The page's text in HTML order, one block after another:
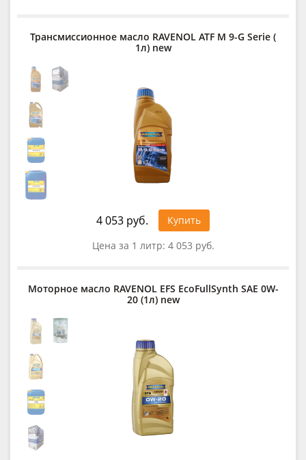
Трансмиссионное масло RAVENOL ATF M 9-G Serie (
1л) new
4 053 руб.
Купить
Цена за 1 литр: 4 053 руб.
Моторное масло RAVENOL EFS EcoFullSynth SAE 0W-
20 (1л) new